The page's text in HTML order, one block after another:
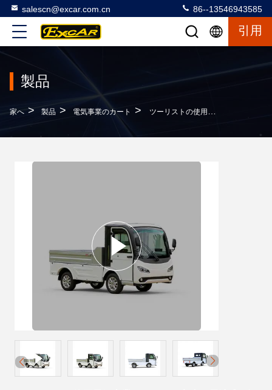
salescn@excar.com.cn 86--13546943585
引用
製品
家へ > 製品 > 電気事業のカート > ツーリストの使用電気事業のカート、高度の電池式の観光バス